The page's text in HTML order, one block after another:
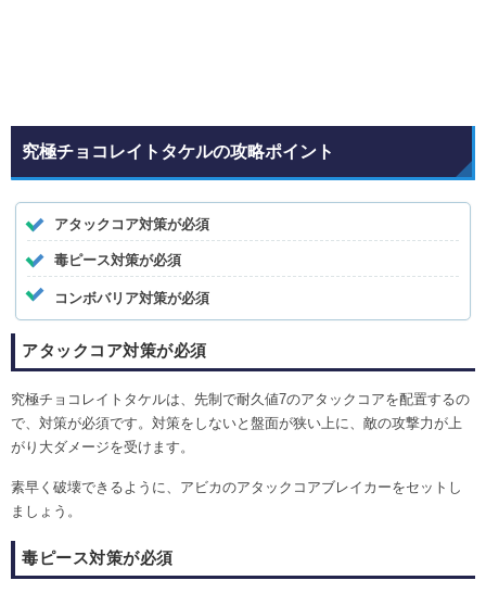
究極チョコレイトタケルの攻略ポイント
アタックコア対策が必須
毒ピース対策が必須
コンボバリア対策が必須
アタックコア対策が必須
究極チョコレイトタケルは、先制で耐久値7のアタックコアを配置するの
で、対策が必須です。対策をしないと盤面が狭い上に、敵の攻撃力が上
がり大ダメージを受けます。
素早く破壊できるように、アビカのアタックコアブレイカーをセットし
ましょう。
毒ピース対策が必須